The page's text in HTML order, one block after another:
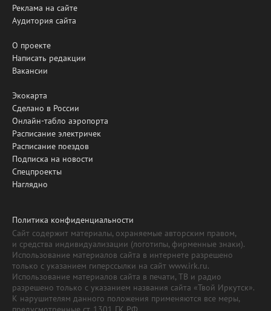
Реклама на сайте
Аудитория сайта
О проекте
Написать редакции
Вакансии
Экокарта
Сделано в России
Онлайн-табло аэропорта
Расписание электричек
Расписание поездов
Подписка на новости
Спецпроекты
Наглядно
Политика конфиденциальности
Сайт содержит материалы, охраняемые авторским правом,
и средства индивидуализации (логотипы, фирменные знаки).
Использование материалов сайта в интернете разрешено
только с указанием гиперссылки на сайт www.irk.ru.
Использование материалов сайта в печати, ТВ и радио
разрешено только с указанием названия сайта «Твой Иркутск».
К нарушителям данного положения применяются все меры,